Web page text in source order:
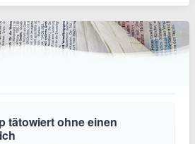
tätowiert ohne einen